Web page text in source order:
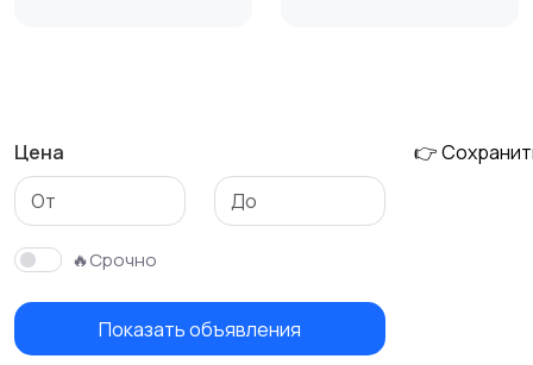
Цена
🔥Срочно
Показать объявления
👉